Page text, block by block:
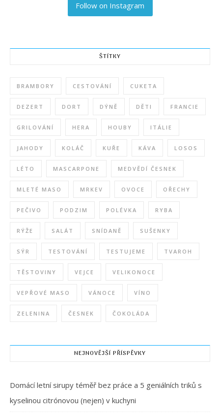
Follow on Instagram
ŠTÍTKY
BRAMBORY CESTOVÁNÍ CUKETA
DEZERT DORT DÝNĚ DĚTI FRANCIE
GRILOVÁNÍ HERA HOUBY ITÁLIE
JAHODY KOLÁČ KUŘE KÁVA LOSOS
LÉTO MASCARPONE MEDVĚDÍ ČESNEK
MLETÉ MASO MRKEV OVOCE OŘECHY
PEČIVO PODZIM POLÉVKA RYBA
RÝŽE SALÁT SNÍDANĚ SUŠENKY
SÝR TESTOVÁNÍ TESTUJEME TVAROH
TĚSTOVINY VEJCE VELIKONOCE
VEPŘOVÉ MASO VÁNOCE VÍNO
ZELENINA ČESNEK ČOKOLÁDA
NEJNOVĚJŠÍ PŘÍSPĚVKY
Domácí letní sirupy téměř bez práce a 5 geniálních triků s
kyselinou citrónovou (nejen) v kuchyni